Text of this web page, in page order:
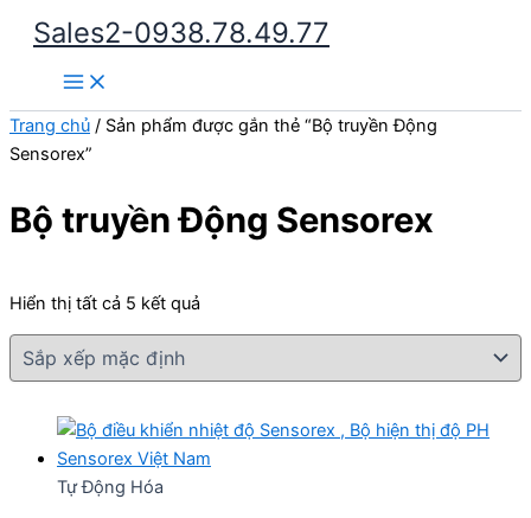
Nhảy
dung
Sales2-0938.78.49.77
Main
Menu
Trang chủ / Sản phẩm được gắn thẻ “Bộ truyền Động
Sensorex”
Bộ truyền Động Sensorex
Hiển thị tất cả 5 kết quả
Tự Động Hóa